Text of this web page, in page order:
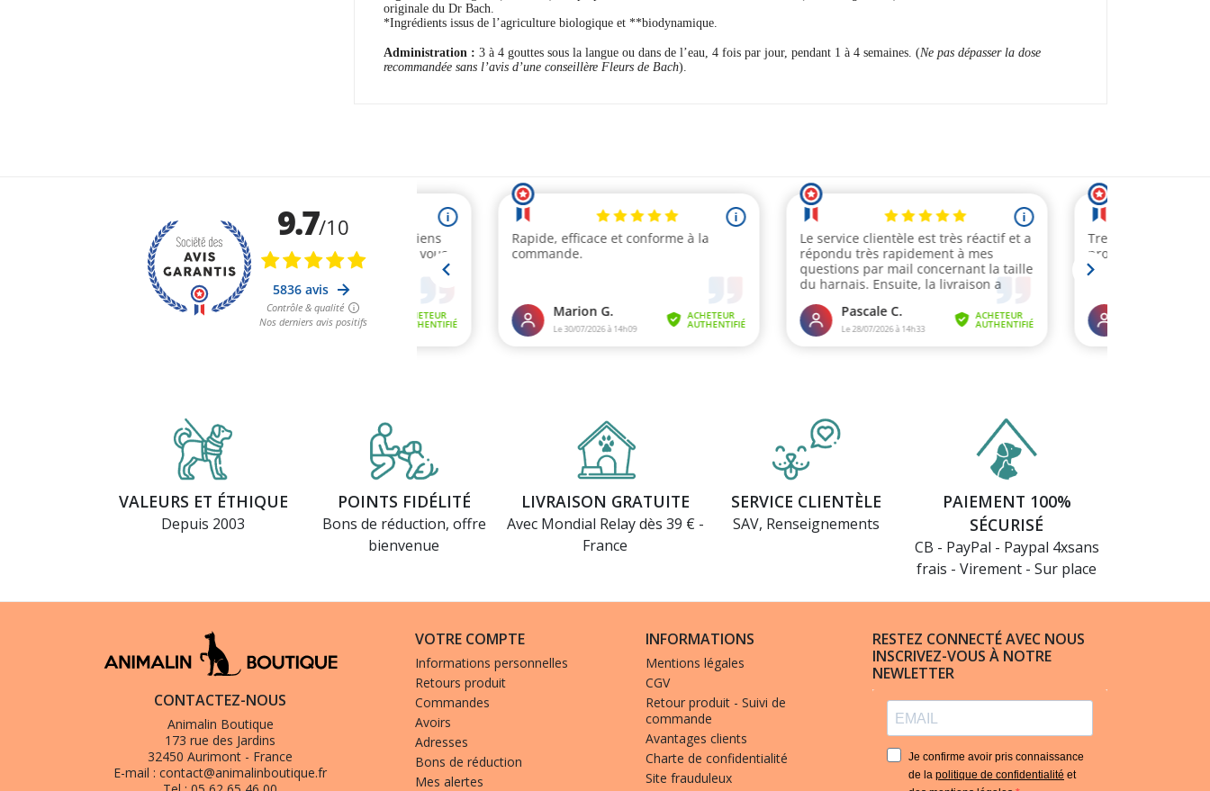
originale du Dr Bach.
*Ingrédients issus de l’agriculture biologique et **biodynamique.
Administration : 3 à 4 gouttes sous la langue ou dans de l’eau, 4 fois par jour, pendant 1 à 4 semaines. (Ne pas dépasser la dose
recommandée sans l’avis d’une conseillère Fleurs de Bach).
VALEURS ET ÉTHIQUE
Depuis 2003
POINTS FIDÉLITÉ
Bons de réduction, offre
bienvenue
LIVRAISON GRATUITE
Avec Mondial Relay dès 39 € -
France
SERVICE CLIENTÈLE
SAV, Renseignements
PAIEMENT 100%
SÉCURISÉ
CB - PayPal - Paypal 4xsans
frais - Virement - Sur place
CONTACTEZ-NOUS
Animalin Boutique
173 rue des Jardins
32450 Aurimont - France
E-mail : contact@animalinboutique.fr
VOTRE COMPTE
Informations personnelles
Retours produit
Commandes
Avoirs
Adresses
Bons de réduction
Mes alertes
INFORMATIONS
Mentions légales
CGV
Retour produit - Suivi de
commande
Avantages clients
Charte de confidentialité
Site frauduleux
RESTEZ CONNECTÉ AVEC NOUS
INSCRIVEZ-VOUS À NOTRE
NEWLETTER
Je confirme avoir pris connaissance
de la politique de confidentialité et